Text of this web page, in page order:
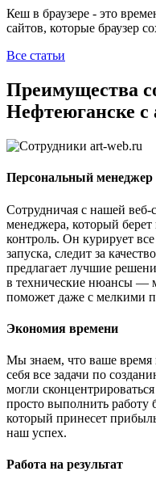
Кеш в браузере - это
сайтов, которые браузер
Все статьи
Преимущества
Нефтеюганске с
Персональный менеджер
Сотрудничая с нашей веб-
менеджера, который
контроль. Он курирует
запуска, следит за
предлагает лучшие
в технические нюансы —
поможет даже с мелкими
Экономия времени
Мы знаем, что ваше время
себя все задачи по
могли
просто выполнить работу
который принесет
наш успех.
Работа на результат